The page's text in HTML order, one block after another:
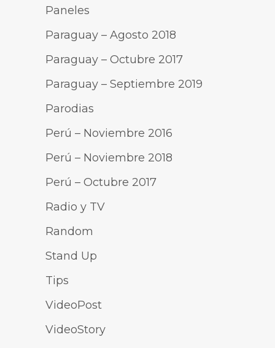
Paneles
Paraguay – Agosto 2018
Paraguay – Octubre 2017
Paraguay – Septiembre 2019
Parodias
Perú – Noviembre 2016
Perú – Noviembre 2018
Perú – Octubre 2017
Radio y TV
Random
Stand Up
Tips
VideoPost
VideoStory